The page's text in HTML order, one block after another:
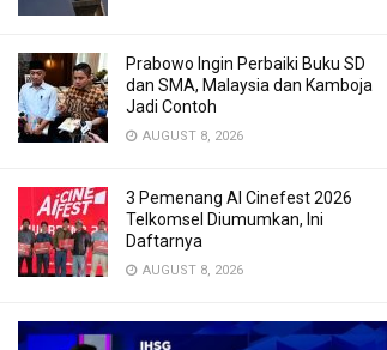
Prabowo Ingin Perbaiki Buku SD
dan SMA, Malaysia dan Kamboja
Jadi Contoh
AUGUST 8, 2026
3 Pemenang AI Cinefest 2026
Telkomsel Diumumkan, Ini
Daftarnya
AUGUST 8, 2026